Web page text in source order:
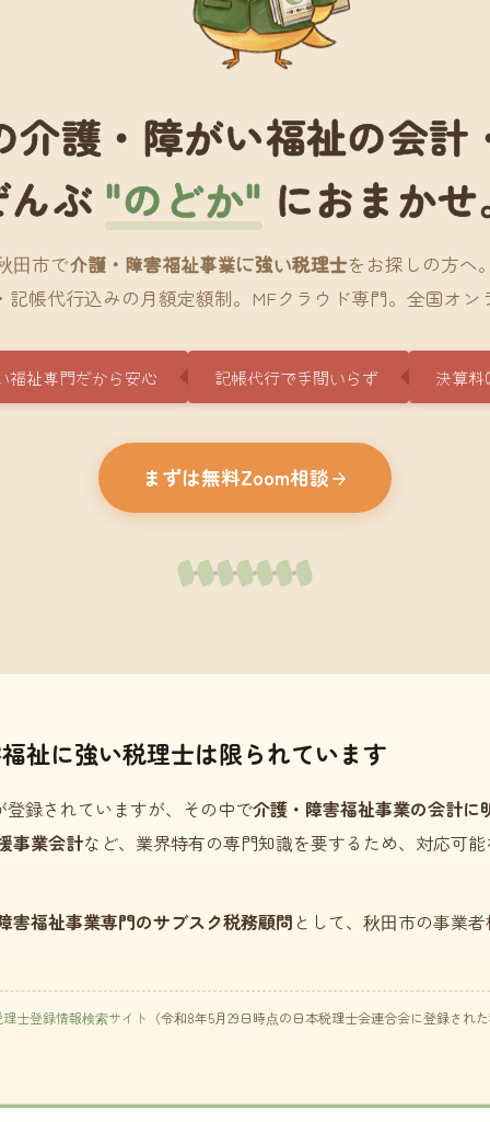
介護・障がい福祉の会計
ぶ "のどか" におまかせ
田市で介護・障害福祉事業に強い税理士をお探しの方へ。
記帳代行込みの月額定額制。MFクラウド専門。全国オン
福祉専門だから安心 記帳代行で手間いらず 決算料
まずは無料Zoom相談
祉に強い税理士は限られています
登録されていますが、その中で介護・障害福祉事業の会計に
事業会計など、業界特有の専門知識を要するため、対応可
害福祉事業専門のサブスク税務顧問 として、秋田市の事業
士登録情報検索サイト （令和8年5月29日時点の日本税理士会連合会に登録され